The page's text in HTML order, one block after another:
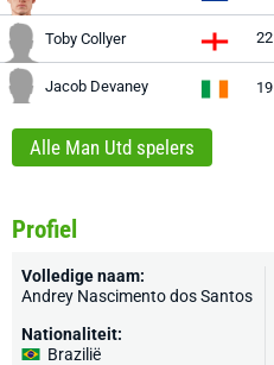
Toby Collyer 22
Jacob Devaney 19
Alle Man Utd spelers
Profiel
Volledige naam:
Andrey Nascimento dos Santos
Nationaliteit:
Brazilië